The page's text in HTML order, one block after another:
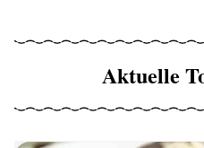
Aktuelle